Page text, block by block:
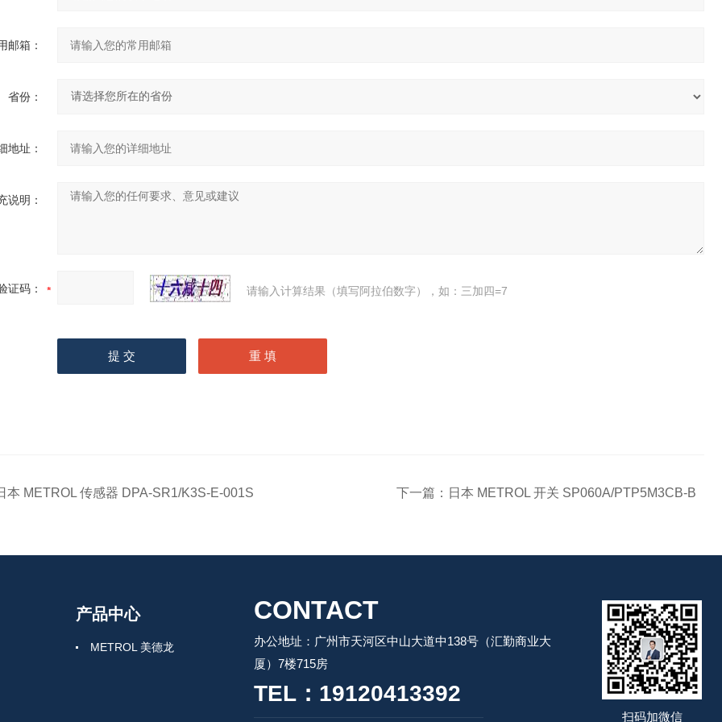
邮箱：
省份：
地址：
说明：
证码： 请输入计算结果（填写阿拉伯数字），如：三加四=7
本 METROL 传感器 DPA-SR1/K3S-E-001S 下一篇： 日本 METROL 开关 SP060A/PTP5M3CB-B
产品中心
METROL 美德龙
CONTACT
办公地址：广州市天河区中山大道中138号（汇勤商业大
厦）7楼715房
TEL：19120413392
扫码加微信